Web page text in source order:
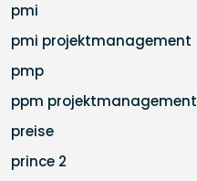
pmi
pmi projektmanagement
pmp
ppm projektmanagement
preise
prince 2